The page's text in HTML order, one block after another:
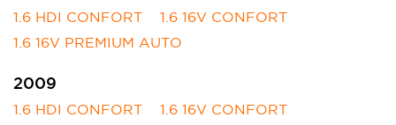
1.6 HDI CONFORT
1.6 16V CONFORT
1.6 16V PREMIUM AUTO
2009
1.6 HDI CONFORT
1.6 16V CONFORT